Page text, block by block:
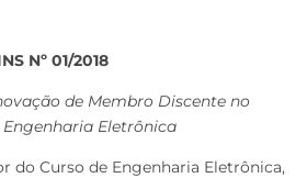
Nº 01/2018
de Membro Discente no
Engenharia Eletrônica
do Curso de Engenharia Eletrônica,